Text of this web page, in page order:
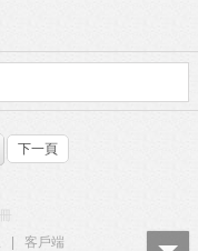
下一頁
客戶端